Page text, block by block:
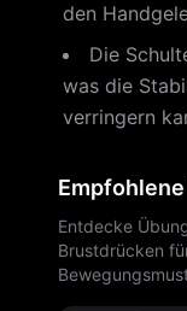
den
Die
was die
verringern
Entdecke
Brustdrücken